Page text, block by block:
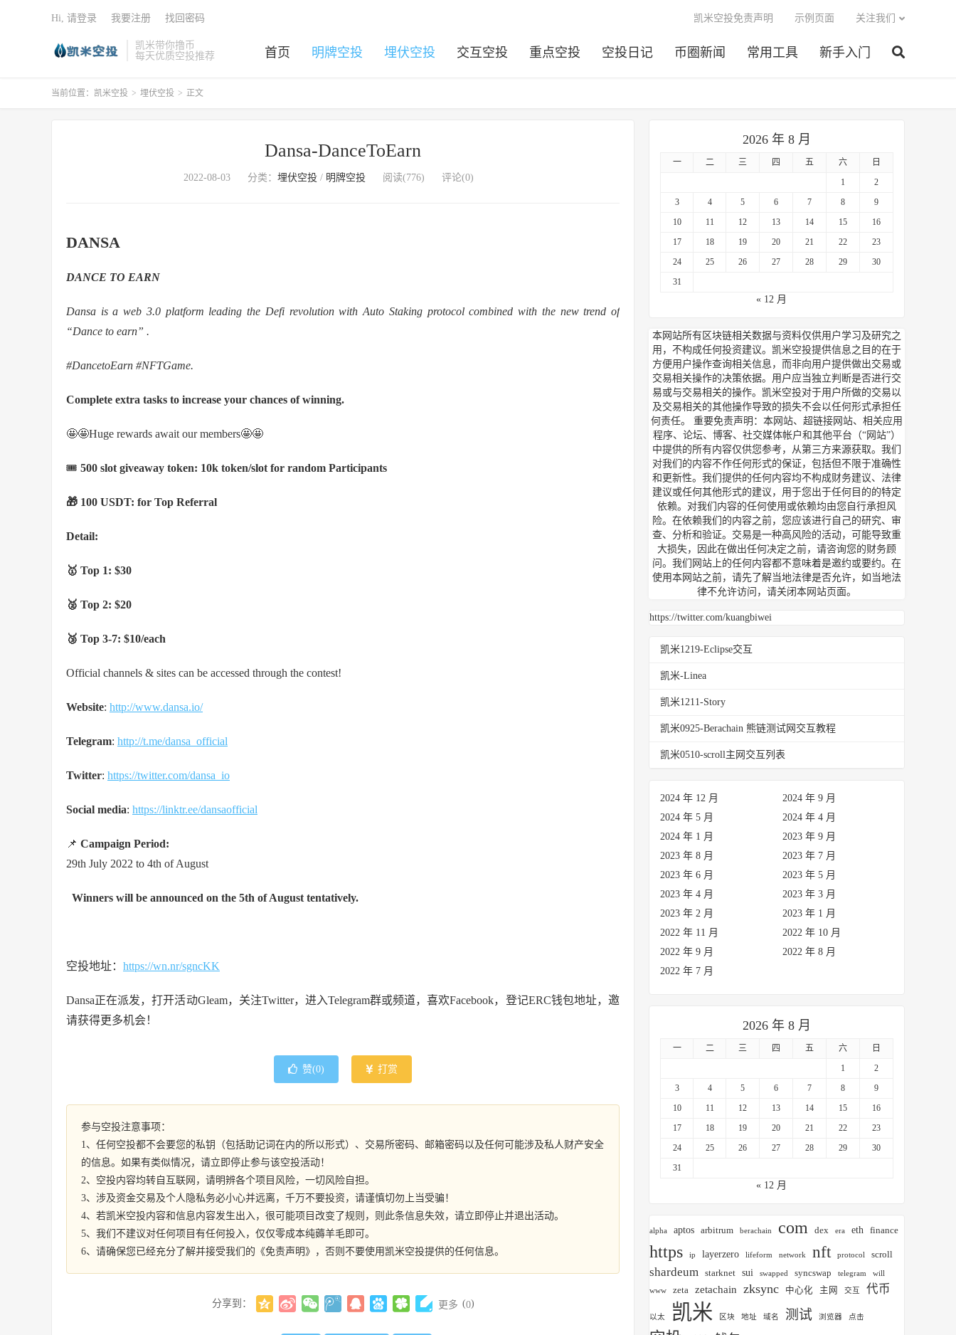
凯米带你撸币
每天优质空投推荐
首页 明牌空投 埋伏空投 交互空投 重点空投 空投日记 币圈新闻 常用工具 新手入门
凯米空投免责声明 示例页面 关注我们
Hi, 请登录 我要注册 找回密码
当前位置： 凯米空投 > 埋伏空投 > 正文
Dansa-DanceToEarn
2022-08-03 分类： 埋伏空投 / 明牌空投 阅读(776) 评论(0)
DANSA
DANCE TO EARN
Dansa is a web 3.0 platform leading the Defi revolution with Auto Staking protocol combined with the new trend of
“Dance to earn” .
#DancetoEarn #NFTGame.
Complete extra tasks to increase your chances of winning.
🤩🤩Huge rewards await our members🤩🤩
🎟 500 slot giveaway token: 10k token/slot for random Participants
🎁 100 USDT: for Top Referral
Detail:
🥇 Top 1: $30
🥈 Top 2: $20
🥉 Top 3-7: $10/each
Official channels & sites can be accessed through the contest!
Website: http://www.dansa.io/
Telegram: http://t.me/dansa_official
Twitter: https://twitter.com/dansa_io
Social media: https://linktr.ee/dansaofficial
📌 Campaign Period:
29th July 2022 to 4th of August
Winners will be announced on the 5th of August tentatively.
空投地址： https://wn.nr/sgncKK
Dansa正在派发，打开活动Gleam，关注Twitter，进入Telegram群或频道，喜欢Facebook，登记ERC钱包地址，邀
请获得更多机会！
赞(0) 打赏
参与空投注意事项：
1、任何空投都不会要您的私钥（包括助记词在内的所以形式）、交易所密码、邮箱密码以及任何可能涉及私人财产安全
的信息。如果有类似情况，请立即停止参与该空投活动！
2、空投内容均转自互联网，请明辨各个项目风险，一切风险自担。
3、涉及资金交易及个人隐私务必小心并远离，千万不要投资，请谨慎切勿上当受骗！
4、若凯米空投内容和信息内容发生出入，很可能项目改变了规则，则此条信息失效，请立即停止并退出活动。
5、我们不建议对任何项目有任何投入，仅仅零成本纯薅羊毛即可。
6、请确保您已经充分了解并接受我们的《免责声明》，否则不要使用凯米空投提供的任何信息。
分享到： 更多 (0)
2026 年 8 月
一 二 三 四 五 六
日
1
2
3
4 5 6 7 8
9
10
11 12 13 14 15
16
17
18 19 20 21 22
23
24
25 26 27 28 29
30
31
« 12 月
本网站所有区块链相关数据与资料仅供用户学习及研究之
用，不构成任何投资建议。凯米空投提供信息之目的在于
方便用户操作查询相关信息，而非向用户提供做出交易或
交易相关操作的决策依据。用户应当独立判断是否进行交
易或与交易相关的操作。凯米空投对于用户所做的交易以
及交易相关的其他操作导致的损失不会以任何形式承担任
何责任。 重要免责声明：本网站、超链接网站、相关应用
程序、论坛、博客、社交媒体帐户和其他平台（“网站”）
中提供的所有内容仅供您参考，从第三方来源获取。我们
对我们的内容不作任何形式的保证，包括但不限于准确性
和更新性。我们提供的任何内容均不构成财务建议、法律
建议或任何其他形式的建议，用于您出于任何目的的特定
依赖。对我们内容的任何使用或依赖均由您自行承担风
险。在依赖我们的内容之前，您应该进行自己的研究、审
查、分析和验证。交易是一种高风险的活动，可能导致重
大损失，因此在做出任何决定之前，请咨询您的财务顾
问。我们网站上的任何内容都不意味着是邀约或要约。在
使用本网站之前，请先了解当地法律是否允许，如当地法
律不允许访问，请关闭本网站页面。
https://twitter.com/kuangbiwei
凯米1219-Eclipse交互
凯米-Linea
凯米1211-Story
凯米0925-Berachain 熊链测试网交互教程
凯米0510-scroll主网交互列表
2024 年 12 月
2024 年 9 月
2024 年 5 月
2024 年 4 月
2024 年 1 月
2023 年 9 月
2023 年 8 月
2023 年 7 月
2023 年 6 月
2023 年 5 月
2023 年 4 月
2023 年 3 月
2023 年 2 月
2023 年 1 月
2022 年 11 月
2022 年 10 月
2022 年 9 月
2022 年 8 月
2022 年 7 月
2026 年 8 月
一 二 三 四 五 六
日
1
2
3
4 5 6 7 8
9
10
11 12 13 14 15
16
17
18 19 20 21 22
23
24
25 26 27 28 29
30
31
« 12 月
alpha aptos arbitrum berachain com dex era eth finance
https ip layerzero lifeform network nft protocol scroll
shardeum starknet sui swapped syncswap telegram will
www zeta zetachain zksync 中心化 主网 交互 代币
以太 凯米 区块 地址 域名 测试 浏览器 点击